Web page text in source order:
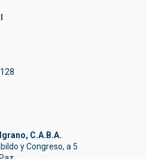
C.A.B.A.
y Congreso, a 5